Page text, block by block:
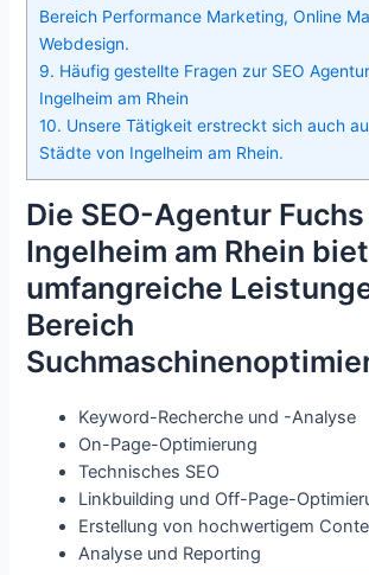
Bereich Performance Marketing, Online
Webdesign.
9. Häufig gestellte Fragen zur SEO
Ingelheim am Rhein
10. Unsere Tätigkeit erstreckt sich auch
Städte von Ingelheim am Rhein.
Die SEO-Agentur
Ingelheim am Rhein
umfangreiche
Bereich
Keyword-Recherche und -Analyse
On-Page-Optimierung
Technisches SEO
Linkbuilding und Off-Page-
Erstellung von hochwertigem
Analyse und Reporting